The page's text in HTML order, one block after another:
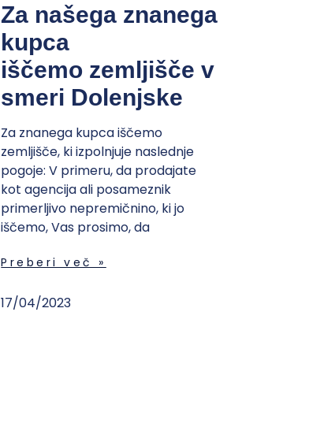
Za našega znanega
kupca
iščemo zemljišče v
smeri Dolenjske
Za znanega kupca iščemo
zemljišče, ki izpolnjuje naslednje
pogoje: V primeru, da prodajate
kot agencija ali posameznik
primerljivo nepremičnino, ki jo
iščemo, Vas prosimo, da
Preberi več »
17/04/2023